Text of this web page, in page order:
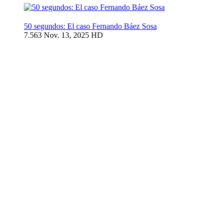
50 segundos: El caso Fernando Báez Sosa
7.563 Nov. 13, 2025 HD